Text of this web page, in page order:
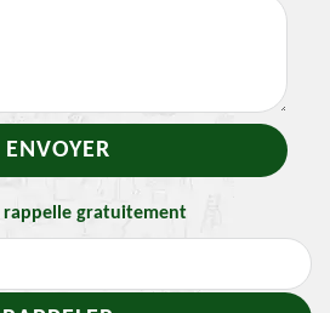
rappelle gratuitement